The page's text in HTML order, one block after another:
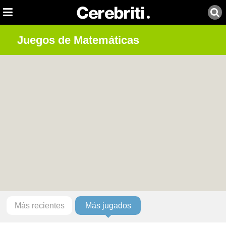
Juegos de Matemáticas
Más recientes Más jugados